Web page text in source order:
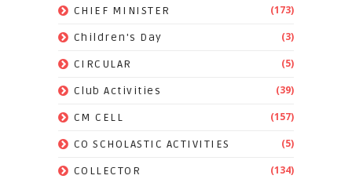
CHIEF MINISTER (173)
Children's Day (3)
CIRCULAR (5)
Club Activities (39)
CM CELL (157)
CO SCHOLASTIC ACTIVITIES (5)
COLLECTOR (134)